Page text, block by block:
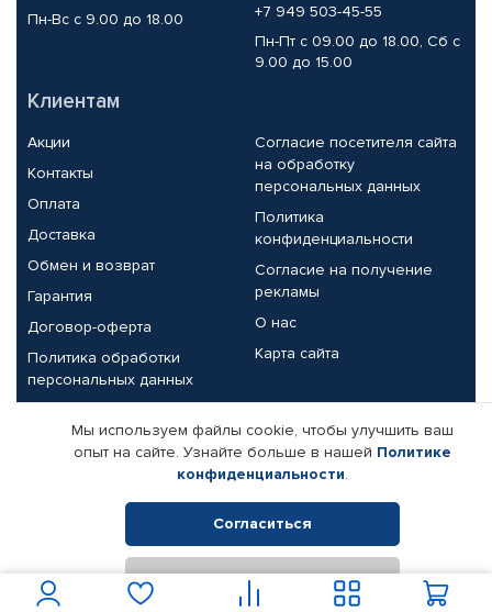
Пн-Вс с 9.00 до 18.00
+7 949 503-45-55
Пн-Пт с 09.00 до 18.00, Сб с
9.00 до 15.00
Клиентам
Акции
Контакты
Оплата
Доставка
Обмен и возврат
Гарантия
Договор-оферта
Политика обработки
персональных данных
Согласие посетителя сайта
на обработку
персональных данных
Политика
конфиденциальности
Согласие на получение
рекламы
О нас
Карта сайта
Партнерам
Корпоративным клиентам
Поставщикам
Реквизиты компании
© КАМАЗ ЦЕНТР ДОНЕЦК, 2015-2026. Все права защищены.
Интернет-магазин автомобильных товаров Автопрофи.
Мы используем файлы cookie, чтобы улучшить ваш
опыт на сайте. Узнайте больше в нашей Политике
конфиденциальности.
Согласиться
Отклонить